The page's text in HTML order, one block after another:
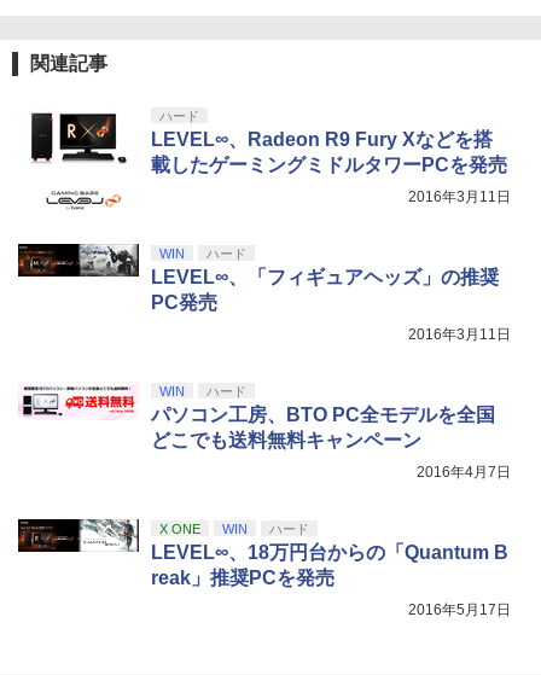
5
マスター TH8S シフター - PC、PS4、P
S5、PS5 Pro、Xbox One、Xbox Serie
s X|S 対応の高精度 H パターン シフター
￥8,698
5
『映画 ラブライブ！蓮ノ空女学院スクー
ルアイドルクラブ Bloom Garden Part
y』Blu-ray（特装限定版）
関連記事
ハード
LEVEL∞、Radeon R9 Fury Xなどを搭
載したゲーミングミドルタワーPCを発売
2016年3月11日
WIN ハード
LEVEL∞、「フィギュアヘッズ」の推奨
PC発売
2016年3月11日
WIN ハード
パソコン工房、BTO PC全モデルを全国
どこでも送料無料キャンペーン
2016年4月7日
X ONE WIN ハード
LEVEL∞、18万円台からの「Quantum B
reak」推奨PCを発売
2016年5月17日